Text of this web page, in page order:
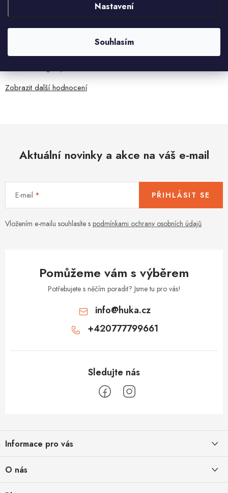
Nastavení
Souhlasím
7.8.2026
Ján Kubala
7.8.2026
Všetko bolo super ale škoda že návod je len v polsky a
Zobrazit další hodnocení
Aktuální novinky a akce na váš e-mail
E-mail
Vložením e-mailu souhlasíte s podmínkami ochrany osobních údajů
PŘIHLÁSIT SE
Pomůžeme vám s výběrem
Potřebujete s něčím poradit? Jsme tu pro vás!
info@huka.cz
+420777799661
pInformace pro vás
O nás